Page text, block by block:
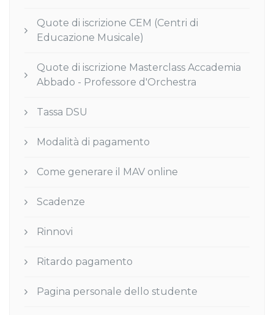
Quote di iscrizione CEM (Centri di
Educazione Musicale)
Quote di iscrizione Masterclass Accademia
Abbado - Professore d'Orchestra
Tassa DSU
Modalità di pagamento
Come generare il MAV online
Scadenze
Rinnovi
Ritardo pagamento
Pagina personale dello studente